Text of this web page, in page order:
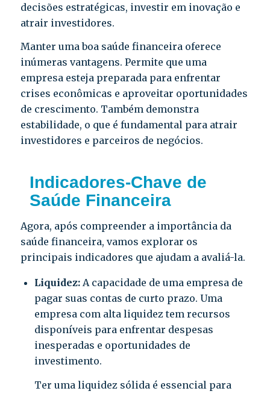
decisões estratégicas, investir em inovação e
atrair investidores.
Manter uma boa saúde financeira oferece
inúmeras vantagens. Permite que uma
empresa esteja preparada para enfrentar
crises econômicas e aproveitar oportunidades
de crescimento. Também demonstra
estabilidade, o que é fundamental para atrair
investidores e parceiros de negócios.
Indicadores-Chave de
Saúde Financeira
Agora, após compreender a importância da
saúde financeira, vamos explorar os
principais indicadores que ajudam a avaliá-la.
Liquidez:A capacidade de uma empresa de
pagar suas contas de curto prazo. Uma
empresa com alta liquidez tem recursos
disponíveis para enfrentar despesas
inesperadas e oportunidades de
investimento.
Ter uma liquidez sólida é essencial para